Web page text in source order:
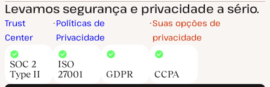
Levamos segurança e privacidade a sério.
Trust
Center
Políticas de
Privacidade
Suas opções de
privacidade
SOC 2
Type II
ISO
27001
GDPR CCPA